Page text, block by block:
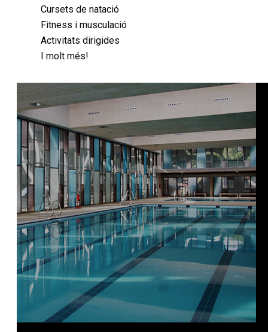
Cursets de natació
Fitness i musculació
Activitats dirigides
I molt més!